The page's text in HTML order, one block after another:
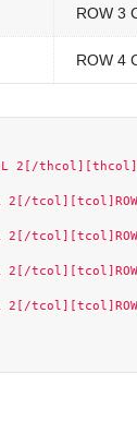
ROW 3
ROW 4
2[/
2[/
2[/
2[/
2[/